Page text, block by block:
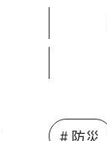
＃防災